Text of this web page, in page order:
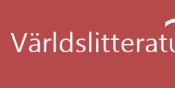
huvudinnehåll